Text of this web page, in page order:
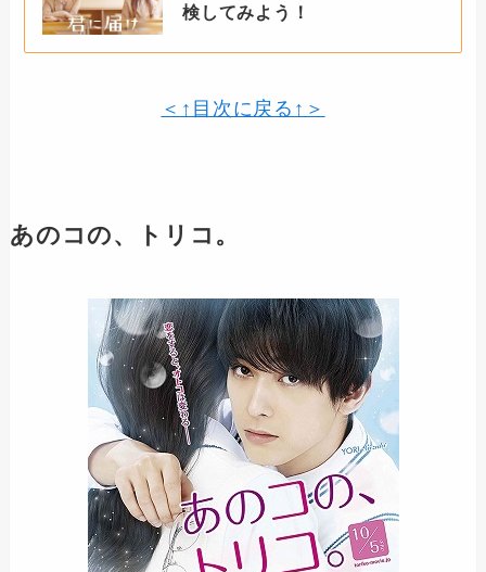
検してみよう！
＜↑目次に戻る↑＞
あのコの、トリコ。